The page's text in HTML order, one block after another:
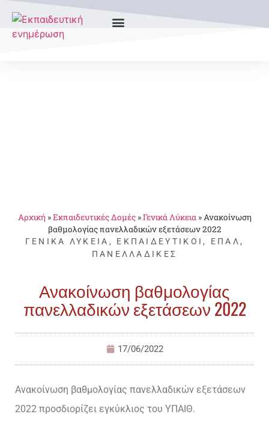
Αρχική »Εκπαιδευτικές Δομές»Γενικά Λύκεια»Ανακοίνωση
βαθμολογίας πανελλαδικών εξετάσεων 2022
ΓΕΝΙΚΆ ΛΎΚΕΙΑ , ΕΚΠΑΙΔΕΥΤΙΚΟΊ , ΕΠΑΛ ,
ΠΑΝΕΛΛΑΔΙΚΈΣ
Ανακοίνωση βαθμολογίας
πανελλαδικών εξετάσεων 2022
17/06/2022
Ανακοίνωση βαθμολογίας πανελλαδικών εξετάσεων
2022 προσδιορίζει εγκύκλιος του ΥΠΑΙΘ.